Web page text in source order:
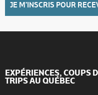
JE M'INSCRIS POUR
EXPÉRIENCES, COUPS
TRIPS AU QUÉBEC